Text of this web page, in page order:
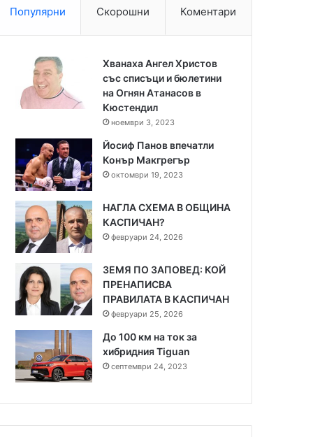
Популярни Скорошни Коментари
Хванаха Ангел Христов
със списъци и бюлетини
на Огнян Атанасов в
Кюстендил
ноември 3, 2023
Йосиф Панов впечатли
Конър Макгрегър
октомври 19, 2023
НАГЛА СХЕМА В ОБЩИНА
КАСПИЧАН?
февруари 24, 2026
ЗЕМЯ ПО ЗАПОВЕД: КОЙ
ПРЕНАПИСВА
ПРАВИЛАТА В КАСПИЧАН
февруари 25, 2026
До 100 км на ток за
хибридния Tiguan
септември 24, 2023